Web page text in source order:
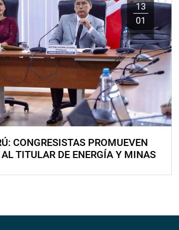
13
01
CONGRESISTAS PROMUEVEN
TITULAR DE ENERGÍA Y MINAS